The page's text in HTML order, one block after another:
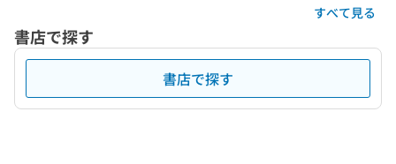
すべて見る
書店で探す
書店で探す